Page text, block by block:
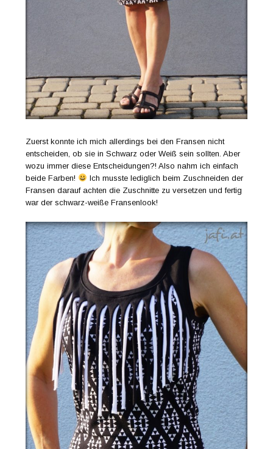
Zuerst konnte ich mich allerdings bei den Fransen nicht
entscheiden, ob sie in Schwarz oder Weiß sein sollten. Aber
wozu immer diese Entscheidungen?! Also nahm ich einfach
beide Farben!
Ich musste lediglich beim Zuschneiden der
Fransen darauf achten die Zuschnitte zu versetzen und fertig
war der schwarz-weiße Fransenlook!